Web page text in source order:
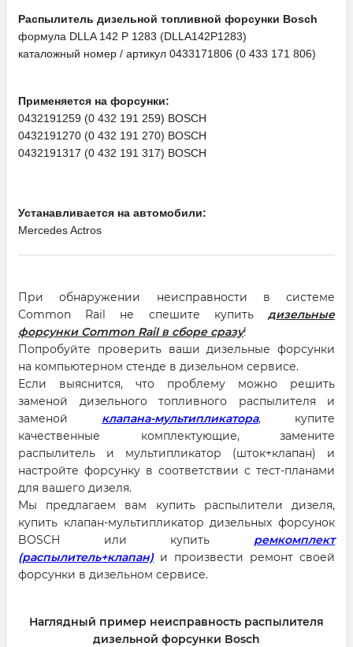
Распылитель дизельной топливной форсунки Bosсh
формула DLLA 142 P 1283 (DLLA142P1283)
каталожный номер / артикул 0433171806 (0 433 171 806)
Применяется на форсунки:
0432191259 (0 432 191 259) BOSCH
0432191270 (0 432 191 270) BOSCH
0432191317 (0 432 191 317) BOSCH
Устанавливается на автомобили:
Mercedes Actros
При обнаружении неисправности в системе
Common Rail не спешите купить дизельные
форсунки Common Rail в сборе сразу!
Попробуйте проверить ваши дизельные форсунки
на компьютерном стенде в дизельном сервисе.
Если выяснится, что проблему можно решить
заменой дизельного топливного распылителя и
заменой клапана-мультипликатора, купите
качественные комплектующие, замените
распылитель и мультипликатор (шток+клапан) и
настройте форсунку в соответствии с тест-планами
для вашего дизеля.
Мы предлагаем вам купить распылители дизеля,
купить клапан-мультипликатор дизельных форсунок
BOSCH или купить ремкомплект
(распылитель+клапан) и произвести ремонт своей
форсунки в дизельном сервисе.
Наглядный пример неисправность распылителя
дизельной форсунки Bosch